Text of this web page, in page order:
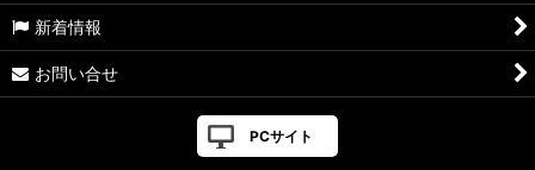
新着情報
お問い合せ
PCサイト